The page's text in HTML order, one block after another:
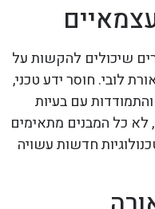
שיכולים להקשות על
לובי. חוסר ידע טכני,
עם בעיות
לא כל המבנים מתאימים
חדשות עשויה